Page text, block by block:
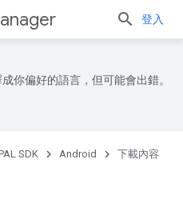
登入
你偏好的語言，但可能會出錯。
SDK Android 下載內容